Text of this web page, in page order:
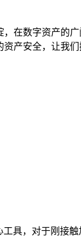
在数字资产的
产安全，让我
具，对于刚接